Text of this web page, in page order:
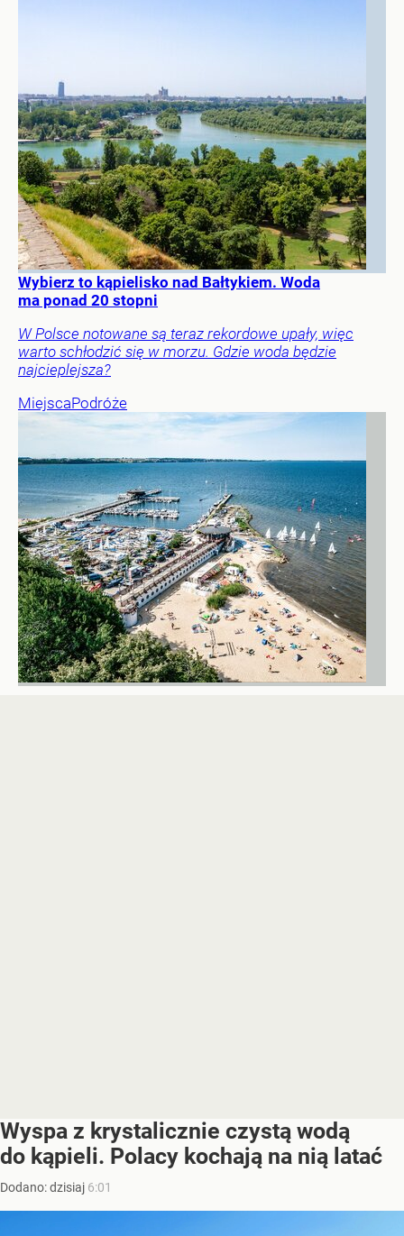
Wybierz to kąpielisko nad Bałtykiem. Woda
ma ponad 20 stopni
W Polsce notowane są teraz rekordowe upały, więc
warto schłodzić się w morzu. Gdzie woda będzie
najcieplejsza?
MiejscaPodróże
Wyspa z krystalicznie czystą wodą
do kąpieli. Polacy kochają na nią latać
Dodano:dzisiaj 6:01